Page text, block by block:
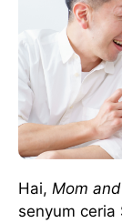
Hai, Mom
senyum ceria